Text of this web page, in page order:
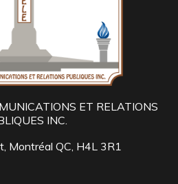
ET RELATIONS
INC.
Montréal QC, H4L 3R1